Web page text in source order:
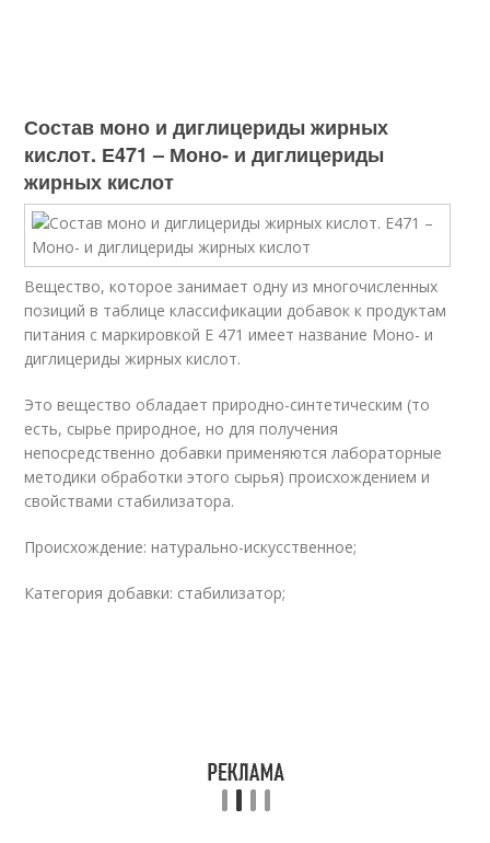
Состав моно и диглицериды жирных
кислот. Е471 – Моно- и диглицериды
жирных кислот
Вещество, которое занимает одну из многочисленных
позиций в таблице классификации добавок к продуктам
питания с маркировкой Е 471 имеет название Моно- и
диглицериды жирных кислот.
Это вещество обладает природно-синтетическим (то
есть, сырье природное, но для получения
непосредственно добавки применяются лабораторные
методики обработки этого сырья) происхождением и
свойствами стабилизатора.
Происхождение: натурально-искусственное;
Категория добавки: стабилизатор;